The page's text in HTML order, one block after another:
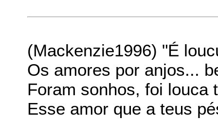
(Mackenzie1996) "É
Os amores por anjos...
Foram sonhos, foi louca
Esse amor que a teus